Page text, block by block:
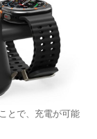
とで、充電が可能